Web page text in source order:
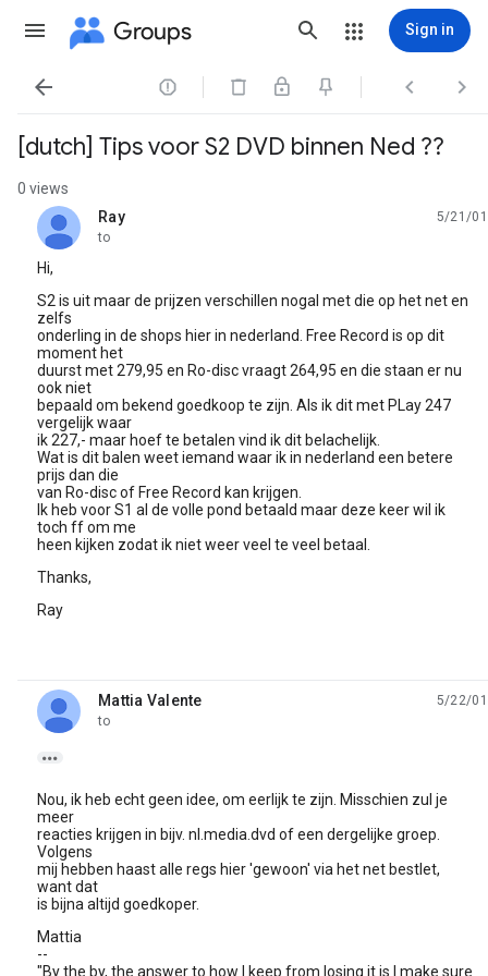
Groups Sign in
   
[dutch] Tips voor S2 DVD binnen Ned ??
0 views
Ray
unread,
5/21/01
to
Hi,
S2 is uit maar de prijzen verschillen nogal met die op het net en
zelfs
onderling in de shops hier in nederland. Free Record is op dit
moment het
duurst met 279,95 en Ro-disc vraagt 264,95 en die staan er nu
ook niet
bepaald om bekend goedkoop te zijn. Als ik dit met PLay 247
vergelijk waar
ik 227,- maar hoef te betalen vind ik dit belachelijk.
Wat is dit balen weet iemand waar ik in nederland een betere
prijs dan die
van Ro-disc of Free Record kan krijgen.
Ik heb voor S1 al de volle pond betaald maar deze keer wil ik
toch ff om me
heen kijken zodat ik niet weer veel te veel betaal.
Thanks,
Ray
Mattia Valente
unread,
5/22/01
to

Nou, ik heb echt geen idee, om eerlijk te zijn. Misschien zul je
meer
reacties krijgen in bijv. nl.media.dvd of een dergelijke groep.
Volgens
mij hebben haast alle regs hier 'gewoon' via het net bestlet,
want dat
is bijna altijd goedkoper.
Mattia
--
"By the by, the answer to how I keep from losing it is I make sure